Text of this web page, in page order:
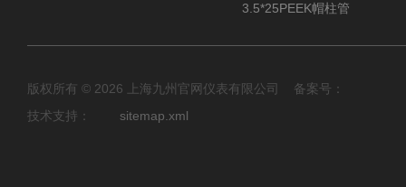
3.5*25PEEK帽柱管
版权所有 © 2026 上海九州官网仪表有限公司 备案号：
技术支持： sitemap.xml